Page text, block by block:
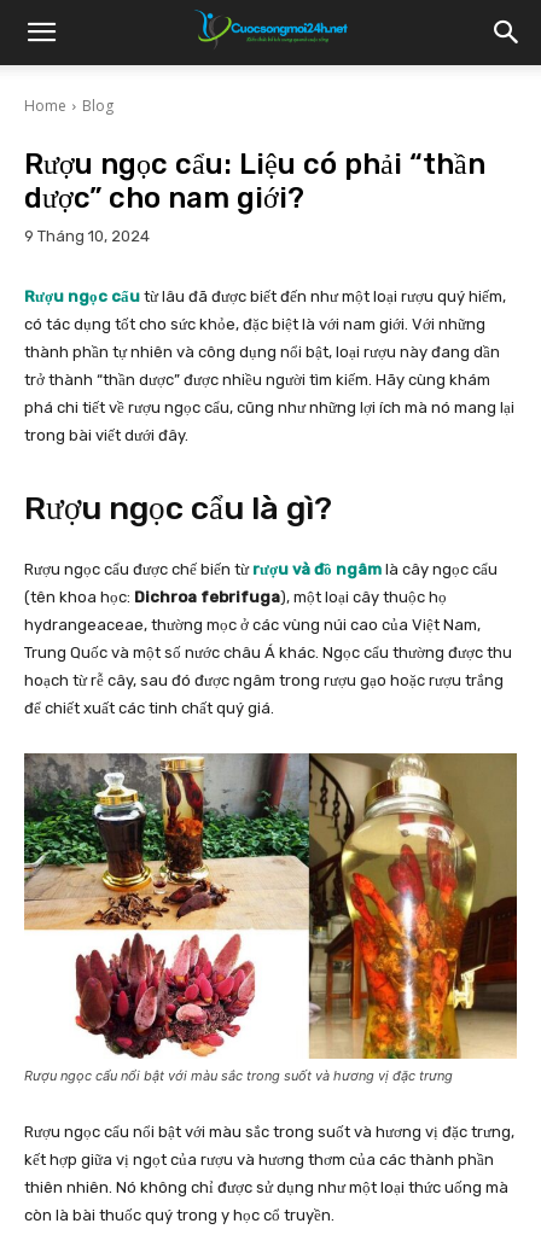
Home Blog
Rượu ngọc cẩu: Liệu có phải “thần
dược” cho nam giới?
9 Tháng 10, 2024
Rượu ngọc cẩu từ lâu đã được biết đến như một loại rượu quý hiếm,
có tác dụng tốt cho sức khỏe, đặc biệt là với nam giới. Với những
thành phần tự nhiên và công dụng nổi bật, loại rượu này đang dần
trở thành “thần dược” được nhiều người tìm kiếm. Hãy cùng khám
phá chi tiết về rượu ngọc cẩu, cũng như những lợi ích mà nó mang lại
trong bài viết dưới đây.
Rượu ngọc cẩu là gì?
Rượu ngọc cẩu được chế biến từ rượu và đồ ngâm là cây ngọc cẩu
(tên khoa học: Dichroa febrifuga), một loại cây thuộc họ
hydrangeaceae, thường mọc ở các vùng núi cao của Việt Nam,
Trung Quốc và một số nước châu Á khác. Ngọc cẩu thường được thu
hoạch từ rễ cây, sau đó được ngâm trong rượu gạo hoặc rượu trắng
để chiết xuất các tinh chất quý giá.
Rượu ngọc cẩu nổi bật với màu sắc trong suốt và hương vị đặc trưng
Rượu ngọc cẩu nổi bật với màu sắc trong suốt và hương vị đặc trưng,
kết hợp giữa vị ngọt của rượu và hương thơm của các thành phần
thiên nhiên. Nó không chỉ được sử dụng như một loại thức uống mà
còn là bài thuốc quý trong y học cổ truyền.